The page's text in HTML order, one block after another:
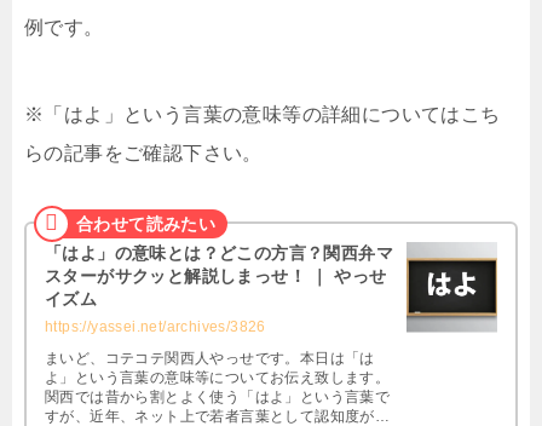
例です。
※「はよ」という言葉の意味等の詳細についてはこち
らの記事をご確認下さい。
「はよ」の意味とは？どこの方言？関西弁マ
スターがサクッと解説しまっせ！ ｜ やっせ
イズム
https://yassei.net/archives/3826
まいど、コテコテ関西人やっせです。本日は「は
よ」という言葉の意味等についてお伝え致します。
関西では昔から割とよく使う「はよ」という言葉で
すが、近年、ネット上で若者言葉として認知度が高